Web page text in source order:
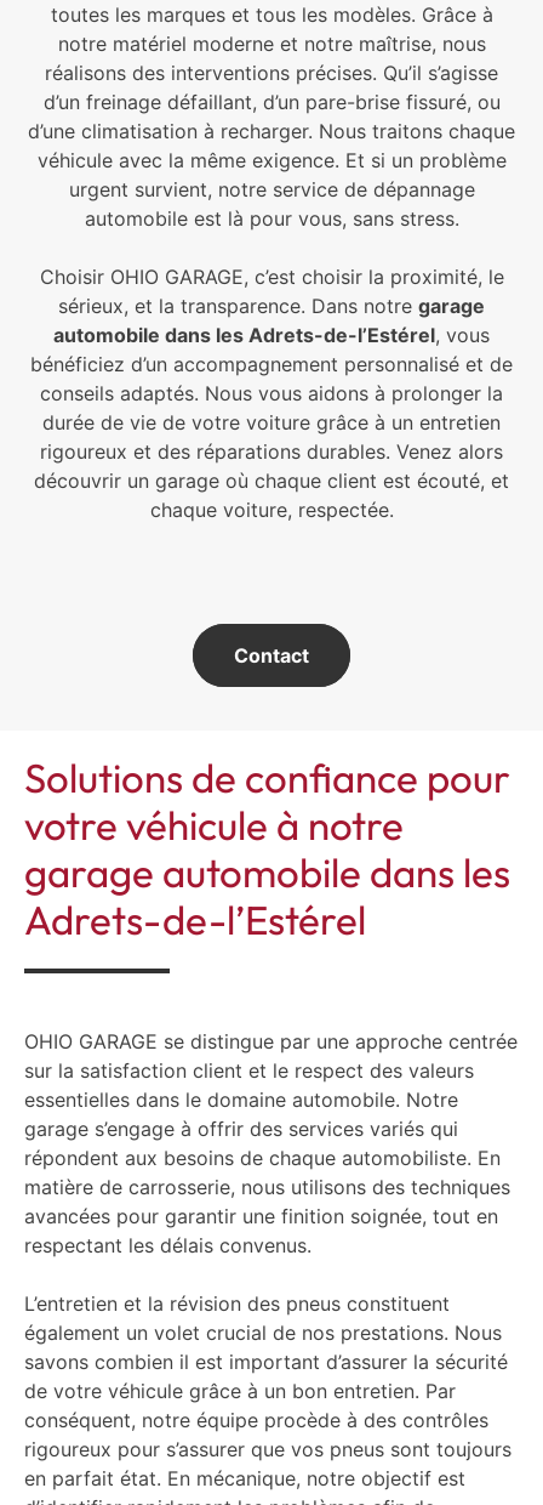
toutes les marques et tous les modèles. Grâce à
notre matériel moderne et notre maîtrise, nous
réalisons des interventions précises. Qu’il s’agisse
d’un freinage défaillant, d’un pare-brise fissuré, ou
d’une climatisation à recharger. Nous traitons chaque
véhicule avec la même exigence. Et si un problème
urgent survient, notre service de dépannage
automobile est là pour vous, sans stress.
Choisir OHIO GARAGE, c’est choisir la proximité, le
sérieux, et la transparence. Dans notre garage
automobile dans les Adrets-de-l’Estérel, vous
bénéficiez d’un accompagnement personnalisé et de
conseils adaptés. Nous vous aidons à prolonger la
durée de vie de votre voiture grâce à un entretien
rigoureux et des réparations durables. Venez alors
découvrir un garage où chaque client est écouté, et
chaque voiture, respectée.
Contact
Solutions de confiance pour
votre véhicule à notre
garage automobile dans les
Adrets-de-l’Estérel
OHIO GARAGE se distingue par une approche centrée
sur la satisfaction client et le respect des valeurs
essentielles dans le domaine automobile. Notre
garage s’engage à offrir des services variés qui
répondent aux besoins de chaque automobiliste. En
matière de carrosserie, nous utilisons des techniques
avancées pour garantir une finition soignée, tout en
respectant les délais convenus.
L’entretien et la révision des pneus constituent
également un volet crucial de nos prestations. Nous
savons combien il est important d’assurer la sécurité
de votre véhicule grâce à un bon entretien. Par
conséquent, notre équipe procède à des contrôles
rigoureux pour s’assurer que vos pneus sont toujours
en parfait état. En mécanique, notre objectif est